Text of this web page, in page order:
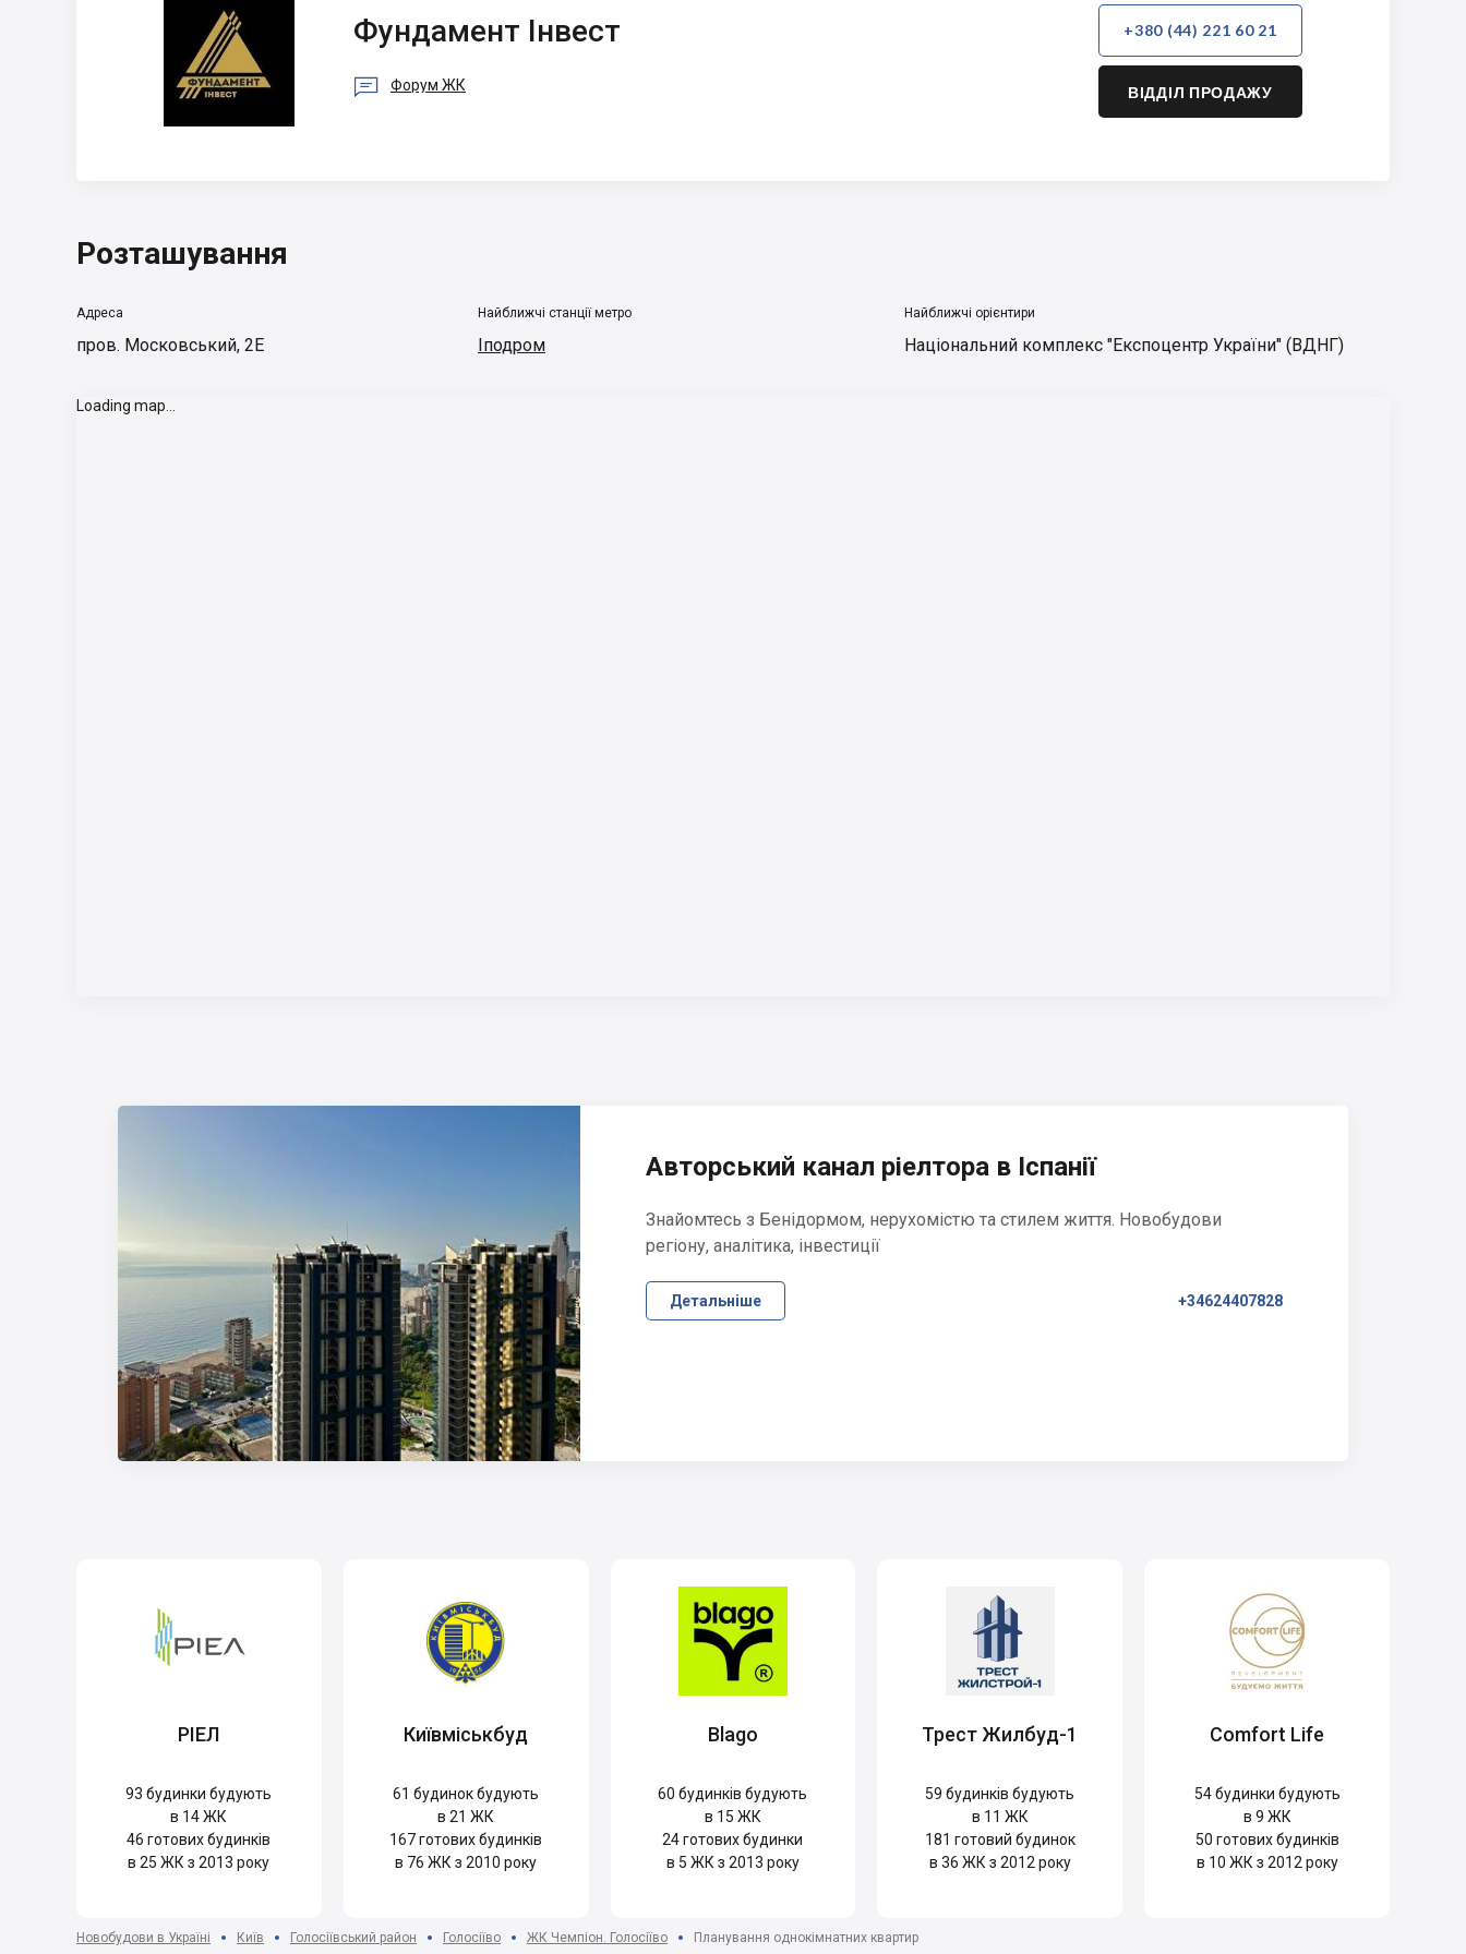
Фундамент Інвест
 Форум ЖК
+380 (44) 221 60 21
ВІДДІЛ ПРОДАЖУ
Розташування
Адреса
пров. Московський, 2Е
Найближчі станції метро
Іподром
Найближчі орієнтири
Національний комплекс "Експоцентр України" (ВДНГ)
Loading map...
Авторський канал ріелтора в Іспанії
Знайомтесь з Бенідормом, нерухомістю та стилем життя. Новобудови
регіону, аналітика, інвестиції
Детальніше +34624407828
РІЕЛ
93 будинки будують
в 14 ЖК
46 готових будинків
в 25 ЖК з 2013 року
Київміськбуд
61 будинок будують
в 21 ЖК
167готових будинків
в 76 ЖК з 2010 року
Blago
60 будинків будують
в 15 ЖК
24готових будинки
в 5 ЖК з 2013 року
Трест Жилбуд-1
59 будинків будують
в 11 ЖК
181 готовий будинок
в 36 ЖК з 2012 року
Comfort Life
54будинки будують
в 9 ЖК
50 готових будинків
в 10 ЖК з 2012 року
Новобудови в Україні Київ Голосіївський район Голосіїво ЖК Чемпіон. Голосіїво Планування однокімнатних квартир